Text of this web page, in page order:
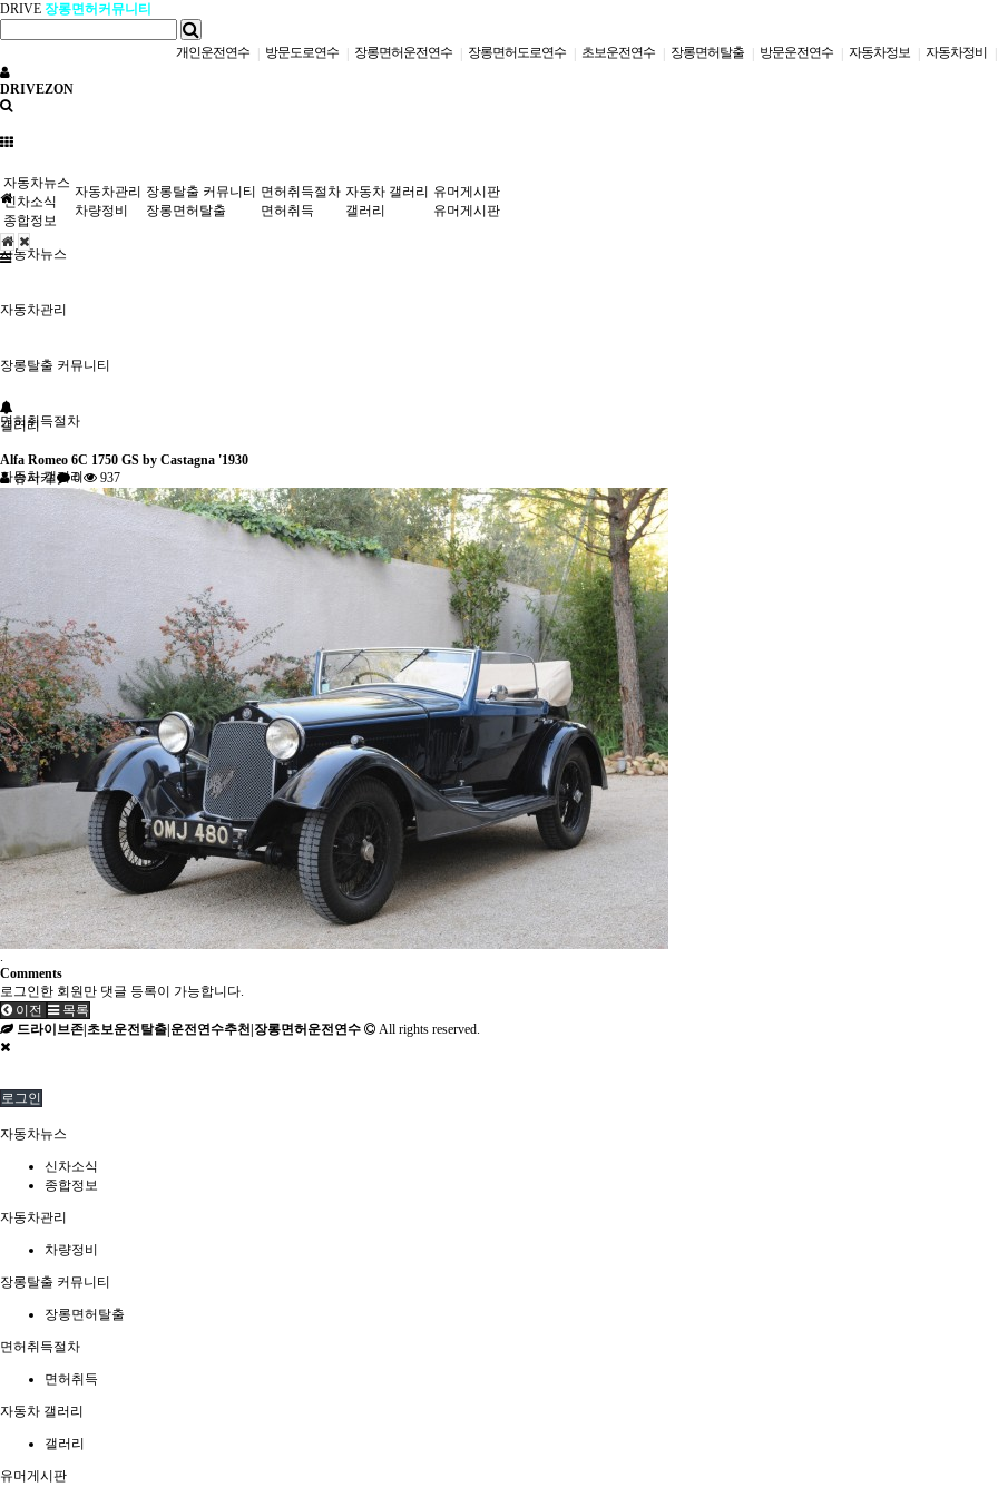
DRIVE 장롱면허커뮤니티
개인운전연수 방문도로연수 장롱면허운전연수 장롱면허도로연수 초보운전연수 장롱면허탈출 방문운전연수 자동차정보 자동차정비
DRIVEZON
자동차뉴스
자동차관리
장롱탈출 커뮤니티
면허취득절차
자동차 갤러리
자동차뉴스
신차소식
종합정보
자동차관리
차량정비
장롱탈출 커뮤니티
장롱면허탈출
면허취득절차
면허취득
자동차 갤러리
갤러리
유머게시판
유머게시판
갤러리
Alfa Romeo 6C 1750 GS by Castagna '1930
슈퍼카
0 937
.
Comments
로그인한 회원만 댓글 등록이 가능합니다.
이전
목록
드라이브존|초보운전탈출|운전연수추천|장롱면허운전연수
All rights reserved.
로그인
자동차뉴스
신차소식
종합정보
자동차관리
차량정비
장롱탈출 커뮤니티
장롱면허탈출
면허취득절차
면허취득
자동차 갤러리
갤러리
유머게시판